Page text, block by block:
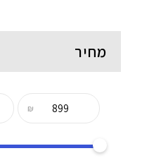
מחיר
₪